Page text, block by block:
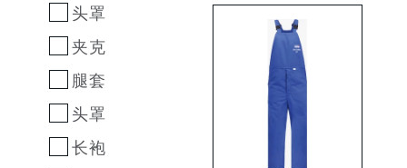
头罩
夹克
腿套
头罩
长袍